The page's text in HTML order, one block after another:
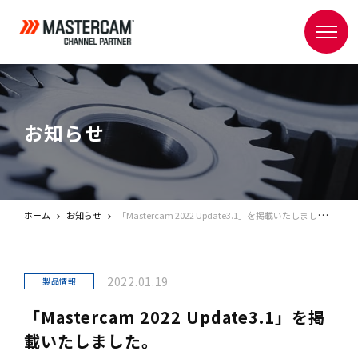
お知らせ
ホーム お知らせ 「Mastercam 2022 Update3.1」を掲載いたしました。
製品情報 2022.01.19
「Mastercam 2022 Update3.1」を掲
載いたしました。